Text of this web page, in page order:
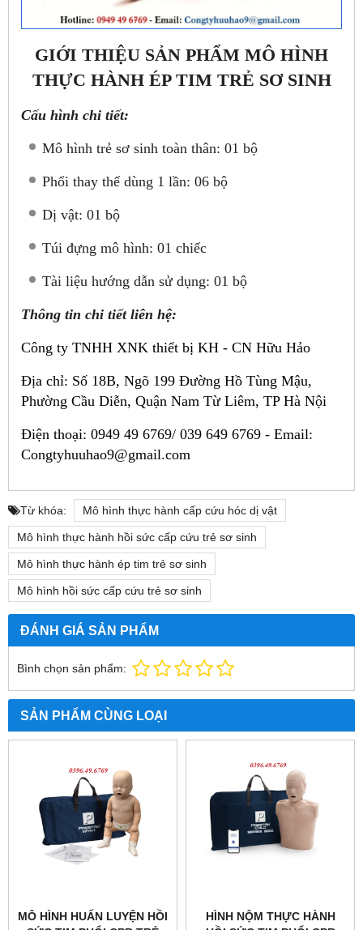
GIỚI THIỆU SẢN PHẨM MÔ HÌNH
THỰC HÀNH ÉP TIM TRẺ SƠ SINH
Cấu hình chi tiết:
Mô hình trẻ sơ sinh toàn thân: 01 bộ
Phổi thay thế dùng 1 lần: 06 bộ
Dị vật: 01 bộ
Túi đựng mô hình: 01 chiếc
Tài liệu hướng dẫn sử dụng: 01 bộ
Thông tin chi tiết liên hệ:
Công ty TNHH XNK thiết bị KH - CN Hữu Hảo
Địa chỉ: Số 18B, Ngõ 199 Đường Hồ Tùng Mậu,
Phường Cầu Diễn, Quận Nam Từ Liêm, TP Hà Nội
Điện thoại: 0949 49 6769/ 039 649 6769 - Email:
Congtyhuuhao9@gmail.com
Từ khóa: Mô hình thực hành cấp cứu hóc dị vật
Mô hình thực hành hồi sức cấp cứu trẻ sơ sinh
Mô hình thực hành ép tim trẻ sơ sinh
Mô hình hồi sức cấp cứu trẻ sơ sinh
ĐÁNH GIÁ SẢN PHẨM
Bình chọn sản phẩm:
SẢN PHẨM CÙNG LOẠI
MÔ HÌNH HUẤN LUYỆN HỒI
HÌNH NỘM THỰC HÀNH